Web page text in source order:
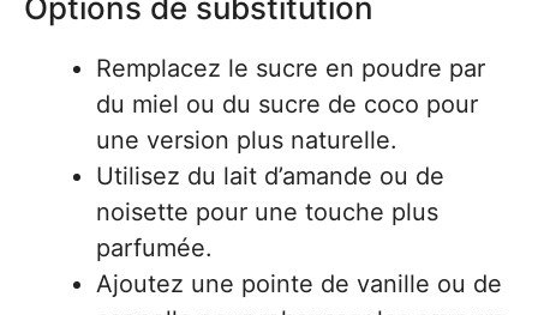
Options de substitution
Remplacez le sucre en poudre par
du miel ou du sucre de coco pour
une version plus naturelle.
Utilisez du lait d’amande ou de
noisette pour une touche plus
parfumée.
Ajoutez une pointe de vanille ou de